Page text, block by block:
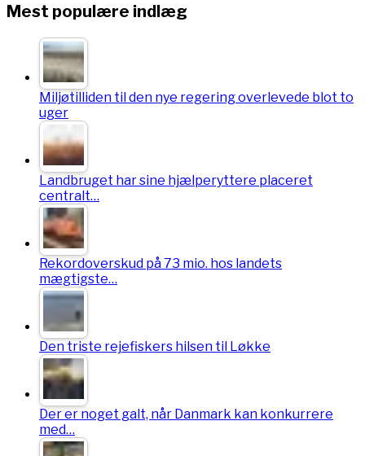
Mest populære indlæg
Miljøtilliden til den nye regering overlevede blot to
uger
Landbruget har sine hjælperyttere placeret
centralt…
Rekordoverskud på 73 mio. hos landets
mægtigste…
Den triste rejefiskers hilsen til Løkke
Der er noget galt, når Danmark kan konkurrere
med…